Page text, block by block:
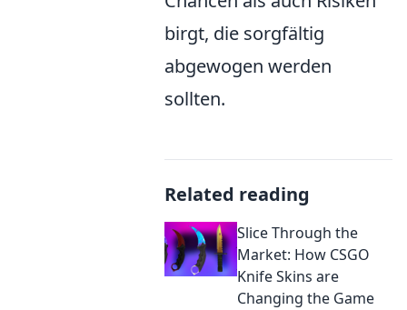
birgt, die sorgfältig
abgewogen werden
sollten.
Related reading
Slice Through the
Market: How CSGO
Knife Skins are
Changing the Game